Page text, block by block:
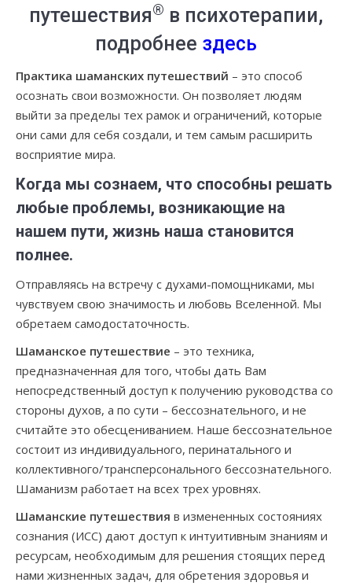
путешествия® в психотерапии,
подробнее здесь
Практика шаманских путешествий – это способ
осознать свои возможности. Он позволяет людям
выйти за пределы тех рамок и ограничений, которые
они сами для себя создали, и тем самым расширить
восприятие мира.
Когда мы сознаем, что способны решать
любые проблемы, возникающие на
нашем пути, жизнь наша становится
полнее.
Отправляясь на встречу с духами-помощниками, мы
чувствуем свою значимость и любовь Вселенной. Мы
обретаем самодостаточность.
Шаманское путешествие – это техника,
предназначенная для того, чтобы дать Вам
непосредственный доступ к получению руководства со
стороны духов, а по сути – бессознательного, и не
считайте это обесцениванием. Наше бессознательное
состоит из индивидуального, перинатального и
коллективного/трансперсонального бессознательного.
Шаманизм работает на всех трех уровнях.
Шаманские путешествия в измененных состояниях
сознания (ИСС) дают доступ к интуитивным знаниям и
ресурсам, необходимым для решения стоящих перед
нами жизненных задач, для обретения здоровья и